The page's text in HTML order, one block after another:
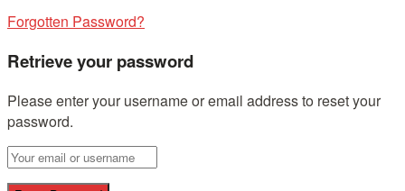
Forgotten Password?
Retrieve your password
Please enter your username or email address to reset your
password.